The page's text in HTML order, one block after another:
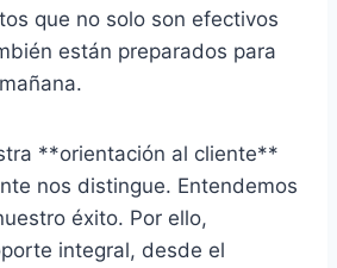
que no solo son efectivos
están preparados para
**orientación al cliente**
nos distingue. Entendemos
éxito. Por ello,
integral, desde el